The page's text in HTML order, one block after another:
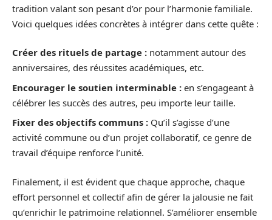
tradition valant son pesant d’or pour l’harmonie familiale.
Voici quelques idées concrètes à intégrer dans cette quête :
Créer des rituels de partage : notamment autour des
anniversaires, des réussites académiques, etc.
Encourager le soutien interminable : en s’engageant à
célébrer les succès des autres, peu importe leur taille.
Fixer des objectifs communs : Qu’il s’agisse d’une
activité commune ou d’un projet collaboratif, ce genre de
travail d’équipe renforce l’unité.
Finalement, il est évident que chaque approche, chaque
effort personnel et collectif afin de gérer la jalousie ne fait
qu’enrichir le patrimoine relationnel. S’améliorer ensemble